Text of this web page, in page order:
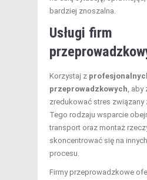
bardziej znoszalna.
Usługi firm
Korzystaj z
przeprowadzkowych, aby
zredukować stres
Tego rodzaju wsparcie
transport oraz montaż
skoncentrować się na
procesu.
Firmy przeprowadzkowe